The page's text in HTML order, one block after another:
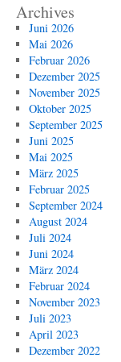
Archives
Juni 2026
Mai 2026
Februar 2026
Dezember 2025
November 2025
Oktober 2025
September 2025
Juni 2025
Mai 2025
März 2025
Februar 2025
September 2024
August 2024
Juli 2024
Juni 2024
März 2024
Februar 2024
November 2023
Juli 2023
April 2023
Dezember 2022